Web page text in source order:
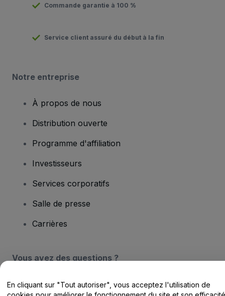
Commande garantie à 100 %
Service client assuré du début à la fin
Notre entreprise
À propos de nous
Distribution ouverte
Programme d'affiliation
Investisseurs
Services corporatifs
Salle de presse
Carrières
Vous avez des questions ?
Centre d'assistance / Nous contacter
En cliquant sur "Tout autoriser", vous acceptez l'utilisation de